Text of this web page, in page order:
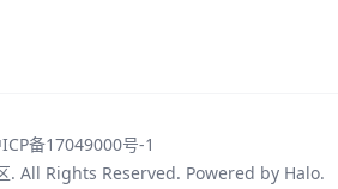
备17049000号-1
. All Rights Reserved. Powered by Halo.